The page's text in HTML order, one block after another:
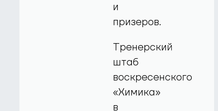
и
призеров.
Тренерский
штаб
воскресенского
«Химика»
в